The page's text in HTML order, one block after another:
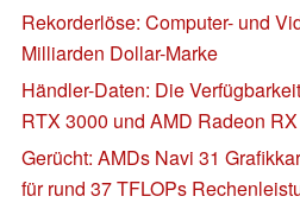
Rekorderlöse: Computer- und
Milliarden Dollar-Marke
Händler-Daten: Die
RTX 3000 und AMD Radeon
Gerücht: AMDs Navi 31
für rund 37 TFLOPs